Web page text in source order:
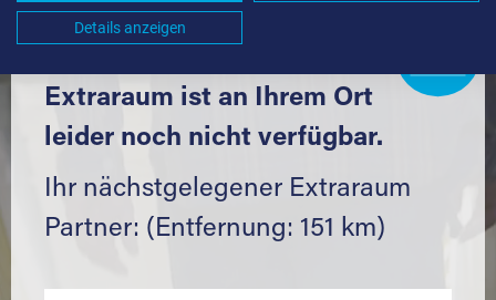
Extraraum ist an Ihrem Ort
leider noch nicht verfügbar.
Ihr nächstgelegener Extraraum
Partner: (Entfernung: 151 km)
Details anzeigen